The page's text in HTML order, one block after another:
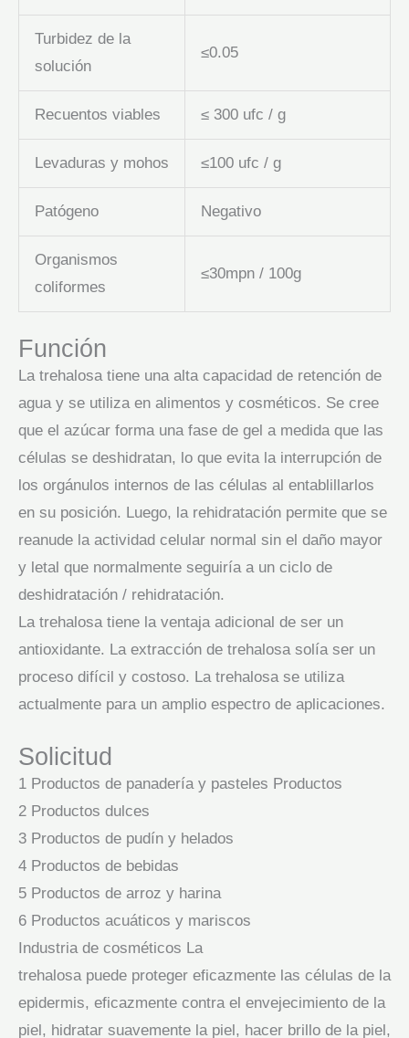
Turbidez de la
solución
≤0.05
Recuentos viables ≤ 300 ufc / g
Levaduras y mohos ≤100 ufc / g
Patógeno Negativo
Organismos
coliformes
≤30mpn / 100g
Función
La trehalosa tiene una alta capacidad de retención de
agua y se utiliza en alimentos y cosméticos. Se cree
que el azúcar forma una fase de gel a medida que las
células se deshidratan, lo que evita la interrupción de
los orgánulos internos de las células al entablillarlos
en su posición. Luego, la rehidratación permite que se
reanude la actividad celular normal sin el daño mayor
y letal que normalmente seguiría a un ciclo de
deshidratación / rehidratación.
La trehalosa tiene la ventaja adicional de ser un
antioxidante. La extracción de trehalosa solía ser un
proceso difícil y costoso. La trehalosa se utiliza
actualmente para un amplio espectro de aplicaciones.
Solicitud
1 Productos de panadería y pasteles Productos
2 Productos dulces
3 Productos de pudín y helados
4 Productos de bebidas
5 Productos de arroz y harina
6 Productos acuáticos y mariscos
Industria de cosméticos La
trehalosa puede proteger eficazmente las células de la
epidermis, eficazmente contra el envejecimiento de la
piel, hidratar suavemente la piel, hacer brillo de la piel,